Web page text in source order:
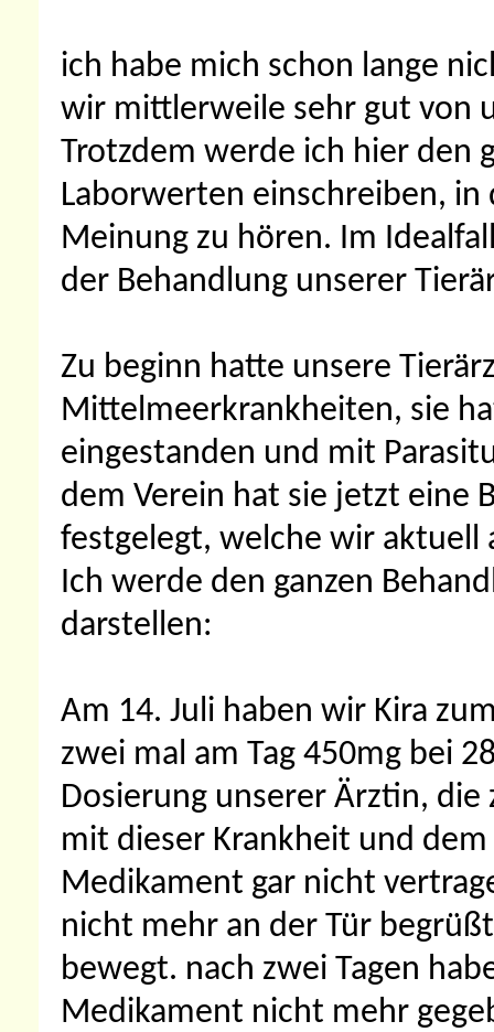
ich habe mich schon lange
wir mittlerweile sehr gut von
Trotzdem werde ich hier den
Laborwerten einschreiben,
Meinung zu hören. Im
der Behandlung unserer
Zu beginn hatte unsere
Mittelmeerkrankheiten, sie
eingestanden und mit
dem Verein hat sie jetzt eine
festgelegt, welche wir aktuell
Ich werde den ganzen
darstellen:
Am 14. Juli haben wir Kira
zwei mal am Tag 450mg bei
Dosierung unserer Ärztin,
mit dieser Krankheit und
Medikament gar nicht
nicht mehr an der Tür
bewegt. nach zwei Tagen
Medikament nicht mehr